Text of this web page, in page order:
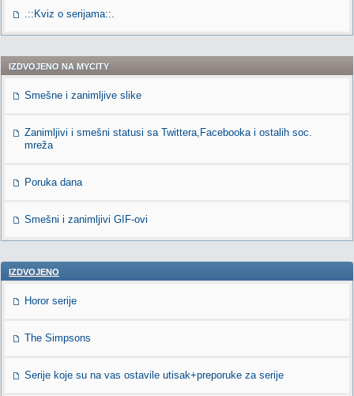
.::Kviz o serijama::.
IZDVOJENO NA MYCITY
Smešne i zanimljive slike
Zanimljivi i smešni statusi sa Twittera,Facebooka i ostalih soc.
mreža
Poruka dana
Smešni i zanimljivi GIF-ovi
IZDVOJENO
Horor serije
The Simpsons
Serije koje su na vas ostavile utisak+preporuke za serije